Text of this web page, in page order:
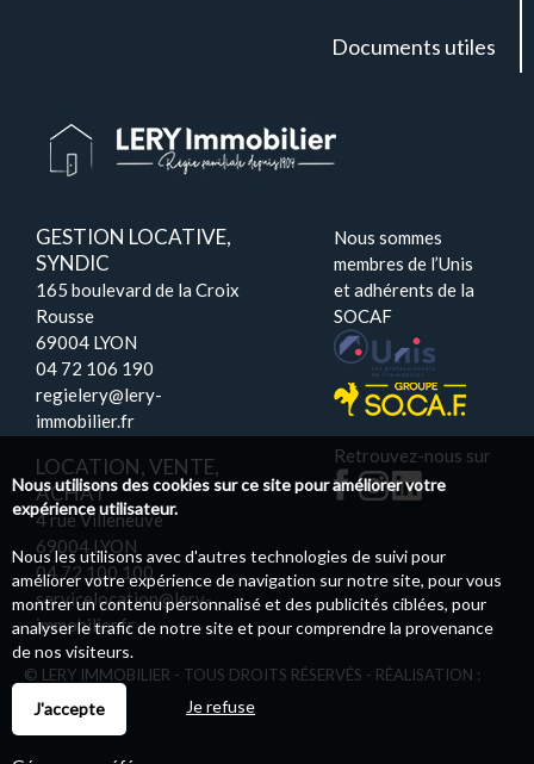
Documents utiles
GESTION LOCATIVE,
SYNDIC
165 boulevard de la Croix
Rousse
69004 LYON
04 72 106 190
regielery@lery-
immobilier.fr
LOCATION, VENTE,
ACHAT
4 rue Villeneuve
69004 LYON
04 72 100 100
servicelocation@lery-
immobilier.fr
Nous sommes
membres de l’Unis
et adhérents de la
SOCAF
Retrouvez-nous sur
© LERY IMMOBILIER - TOUS DROITS RÉSERVÉS - RÉALISATION :
Nous utilisons des cookies sur ce site pour améliorer votre
expérience utilisateur.
Nous les utilisons avec d'autres technologies de suivi pour
améliorer votre expérience de navigation sur notre site, pour vous
montrer un contenu personnalisé et des publicités ciblées, pour
analyser le trafic de notre site et pour comprendre la provenance
de nos visiteurs.
J'accepte Je refuse